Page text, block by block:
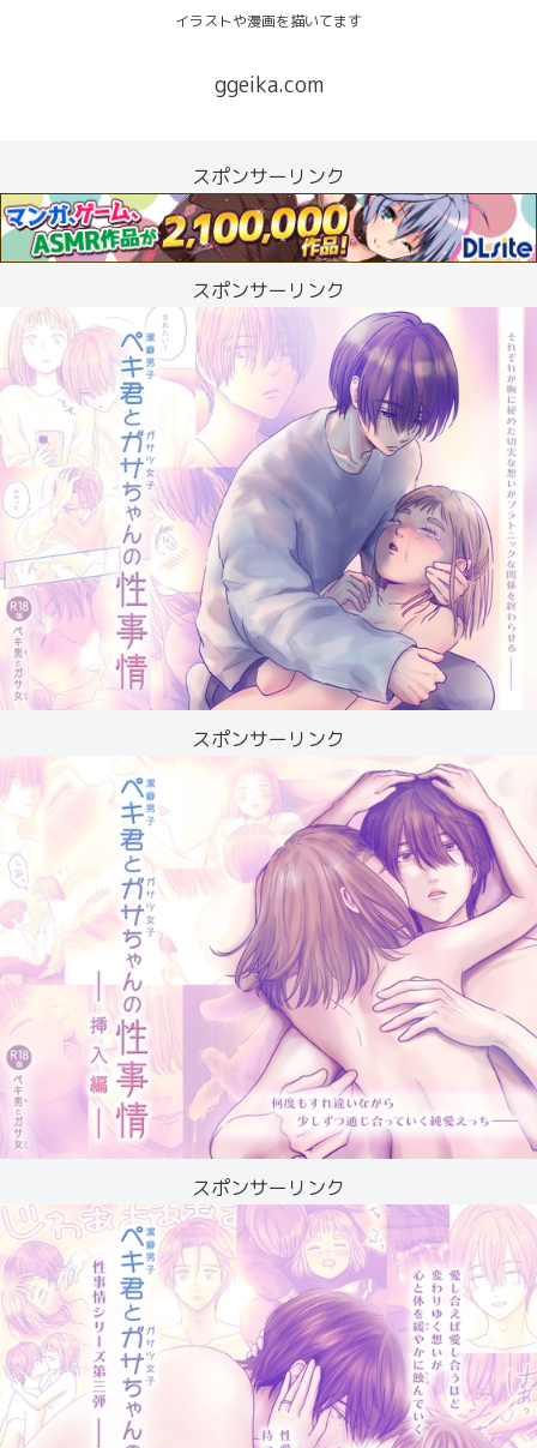
イラストや漫画を描いてます
ggeika.com
スポンサーリンク
スポンサーリンク
スポンサーリンク
スポンサーリンク